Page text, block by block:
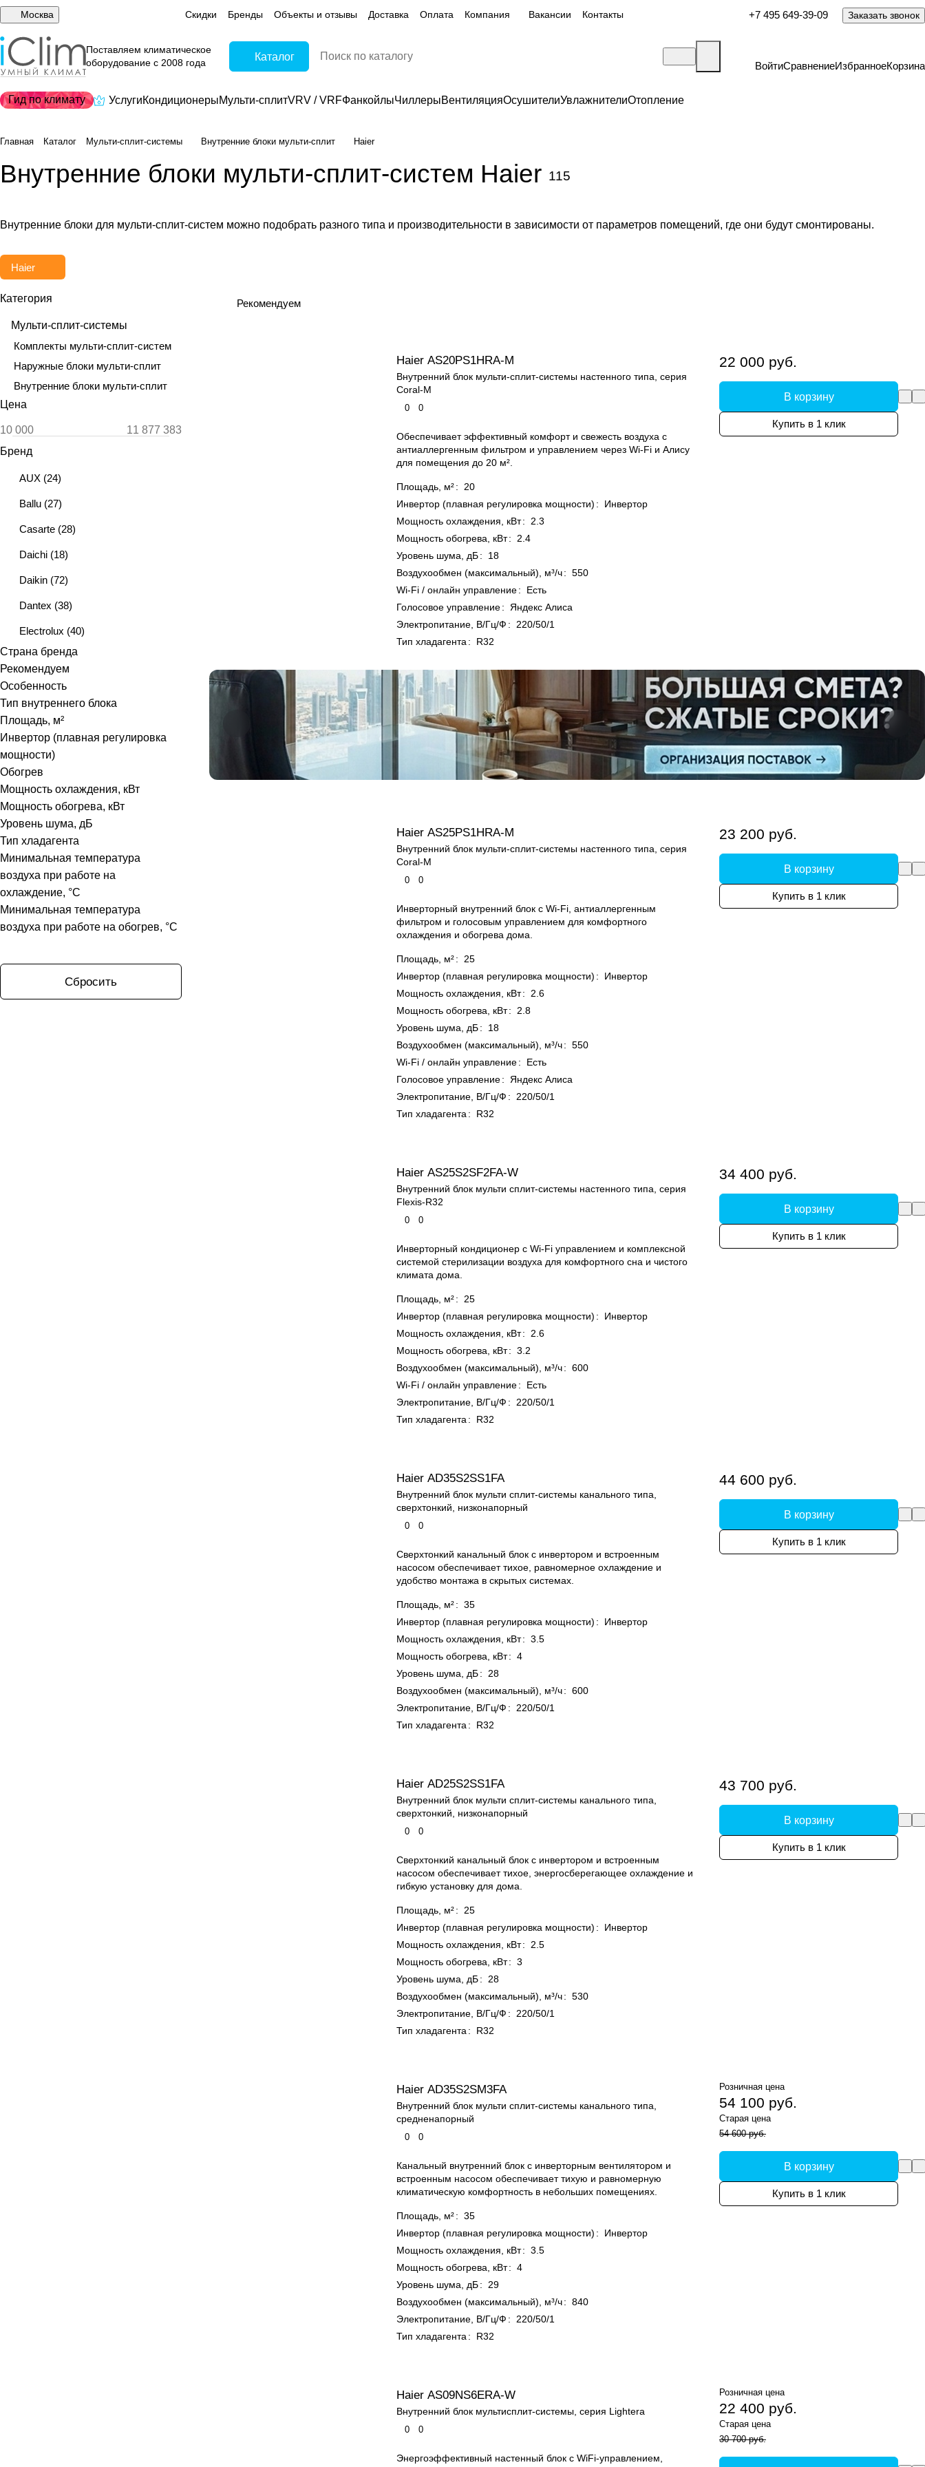
Москва Скидки Бренды Объекты и отзывы Доставка Оплата Компания Вакансии Контакты +7 495 649-39-09 Заказать звонок
Поставляем климатическое
оборудование с 2008 года
Каталог
ВойтиСравнениеИзбранноеКорзина
Гид по климату УслугиКондиционерыМульти-сплитVRV / VRFФанкойлыЧиллерыВентиляцияОсушителиУвлажнителиОтопление
Главная Каталог Мульти-сплит-системы Внутренние блоки мульти-сплит Haier
Внутренние блоки мульти-сплит-систем Haier 115
Внутренние блоки для мульти-сплит-систем можно подобрать разного типа и производительности в зависимости от параметров помещений, где они будут смонтированы.
Haier
Рекомендуем
Haier AS20PS1HRA-M
Внутренний блок мульти-сплит-системы настенного типа, серия
Coral-M
0 0
Обеспечивает эффективный комфорт и свежесть воздуха с
антиаллергенным фильтром и управлением через Wi-Fi и Алису
для помещения до 20 м².
Площадь, м²:
20
Инвертор (плавная регулировка мощности) :
Инвертор
Мощность охлаждения, кВт:
2.3
Мощность обогрева, кВт:
2.4
Уровень шума, дБ:
18
Воздухообмен (максимальный), м³/ч: 550
Wi-Fi / онлайн управление:
Есть
Голосовое управление:
Яндекс Алиса
Электропитание, В/Гц/Ф :
220/50/1
Тип хладагента : R32
22 000 руб.
В корзину
Купить в 1 клик
Haier AS25PS1HRA-M
Внутренний блок мульти-сплит-системы настенного типа, серия
Coral-M
0 0
Инверторный внутренний блок с Wi-Fi, антиаллергенным
фильтром и голосовым управлением для комфортного
охлаждения и обогрева дома.
Площадь, м²:
25
Инвертор (плавная регулировка мощности) :
Инвертор
Мощность охлаждения, кВт:
2.6
Мощность обогрева, кВт:
2.8
Уровень шума, дБ:
18
Воздухообмен (максимальный), м³/ч: 550
Wi-Fi / онлайн управление:
Есть
Голосовое управление:
Яндекс Алиса
Электропитание, В/Гц/Ф :
220/50/1
Тип хладагента : R32
23 200 руб.
В корзину
Купить в 1 клик
Haier AS25S2SF2FA-W
Внутренний блок мульти сплит-системы настенного типа, серия
Flexis-R32
0 0
Инверторный кондиционер с Wi-Fi управлением и комплексной
системой стерилизации воздуха для комфортного сна и чистого
климата дома.
Площадь, м²:
25
Инвертор (плавная регулировка мощности) :
Инвертор
Мощность охлаждения, кВт:
2.6
Мощность обогрева, кВт: 3.2
Воздухообмен (максимальный), м³/ч: 600
Wi-Fi / онлайн управление:
Есть
Электропитание, В/Гц/Ф :
220/50/1
Тип хладагента : R32
34 400 руб.
В корзину
Купить в 1 клик
Haier AD35S2SS1FA
Внутренний блок мульти сплит-системы канального типа,
сверхтонкий, низконапорный
0 0
Сверхтонкий канальный блок с инвертором и встроенным
насосом обеспечивает тихое, равномерное охлаждение и
удобство монтажа в скрытых системах.
Площадь, м²: 35
Инвертор (плавная регулировка мощности) :
Инвертор
Мощность охлаждения, кВт: 3.5
Мощность обогрева, кВт: 4
Уровень шума, дБ:
28
Воздухообмен (максимальный), м³/ч: 600
Электропитание, В/Гц/Ф :
220/50/1
Тип хладагента : R32
44 600 руб.
В корзину
Купить в 1 клик
Haier AD25S2SS1FA
Внутренний блок мульти сплит-системы канального типа,
сверхтонкий, низконапорный
0 0
Сверхтонкий канальный блок с инвертором и встроенным
насосом обеспечивает тихое, энергосберегающее охлаждение и
гибкую установку для дома.
Площадь, м²:
25
Инвертор (плавная регулировка мощности) :
Инвертор
Мощность охлаждения, кВт:
2.5
Мощность обогрева, кВт: 3
Уровень шума, дБ:
28
Воздухообмен (максимальный), м³/ч: 530
Электропитание, В/Гц/Ф :
220/50/1
Тип хладагента : R32
43 700 руб.
В корзину
Купить в 1 клик
Haier AD35S2SM3FA
Внутренний блок мульти сплит-системы канального типа,
средненапорный
0 0
Канальный внутренний блок с инверторным вентилятором и
встроенным насосом обеспечивает тихую и равномерную
климатическую комфортность в небольших помещениях.
Площадь, м²: 35
Инвертор (плавная регулировка мощности) :
Инвертор
Мощность охлаждения, кВт: 3.5
Мощность обогрева, кВт: 4
Уровень шума, дБ:
29
Воздухообмен (максимальный), м³/ч: 840
Электропитание, В/Гц/Ф :
220/50/1
Тип хладагента : R32
Розничная цена
54 100 руб.
Старая цена
54 600 руб.
В корзину
Купить в 1 клик
Haier AS09NS6ERA-W
Внутренний блок мультисплит-системы, серия Lightera
0 0
Энергоэффективный настенный блок с WiFi-управлением,
Розничная цена
22 400 руб.
Старая цена
30 700 руб.
Категория
Мульти-сплит-системы
Комплекты мульти-сплит-систем
Наружные блоки мульти-сплит
Внутренние блоки мульти-сплит
Цена
Бренд
AUX (24)
Ballu (27)
Casarte (28)
Daichi (18)
Daikin (72)
Dantex (38)
Electrolux (40)
Energolux(56
Euroklimat
Fujitsu(16)
Funai( 38)
GENERAL
Haier(115)
Hitachi(6)
Kentatsu(35)
Lessar 15
LG(37)
Страна бренда
Рекомендуем
Особенность
Тип внутреннего блока
Площадь, м²
Инвертор (плавная регулировка
мощности)
Обогрев
Мощность охлаждения, кВт
Мощность обогрева, кВт
Уровень шума, дБ
Тип хладагента
Минимальная температура
воздуха при работе на
охлаждение, °C
Минимальная температура
воздуха при работе на обогрев, °C
Сбросить